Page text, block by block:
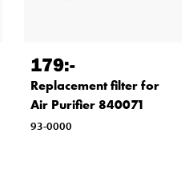
179:-
Replacement filter for
Air Purifier 840071
93-0000